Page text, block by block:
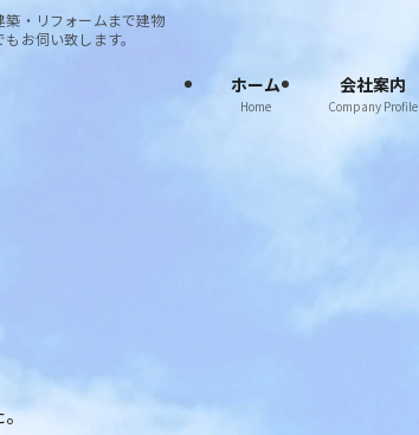
・リフォームまで建物
お伺い致します。
ホーム
Home
会社案内
Company Profile
。